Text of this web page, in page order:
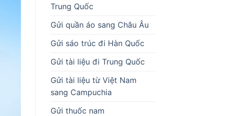
Trung Quốc
Gửi quần áo sang Châu Âu
Gửi sáo trúc đi Hàn Quốc
Gửi tài liệu đi Trung Quốc
Gửi tài liệu từ Việt Nam
sang Campuchia
Gửi thuốc nam